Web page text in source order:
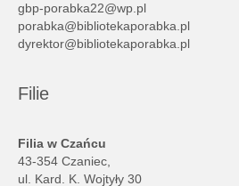
gbp-porabka22@wp.pl
porabka@bibliotekaporabka.pl
dyrektor@bibliotekaporabka.pl
Filie
Filia w Czańcu
43-354 Czaniec,
ul. Kard. K. Wojtyły 30